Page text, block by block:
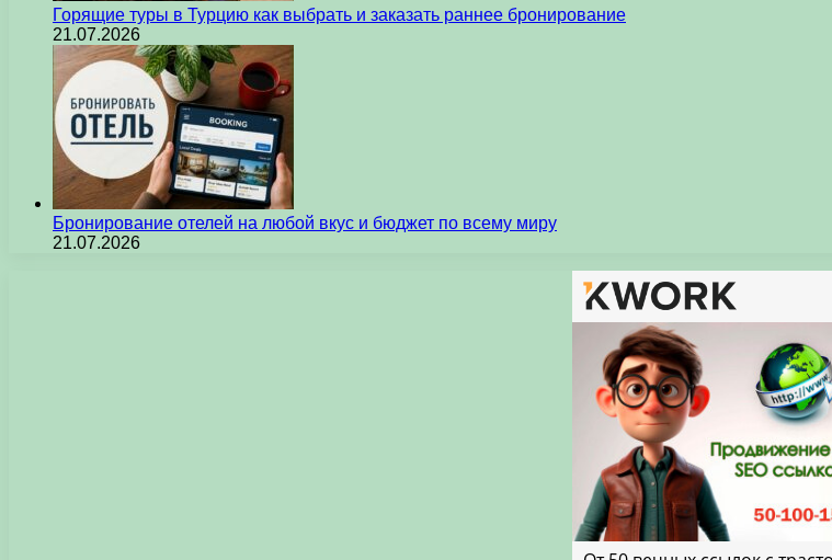
Горящие туры в Турцию как выбрать и заказать раннее бронирование
21.07.2026
Бронирование отелей на любой вкус и бюджет по всему миру
21.07.2026